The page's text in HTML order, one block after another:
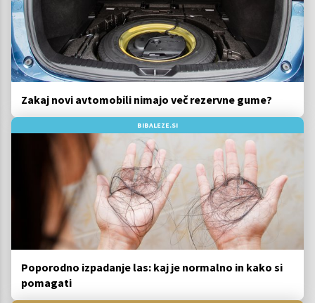
Zakaj novi avtomobili nimajo več rezervne gume?
BIBALEZE.SI
Poporodno izpadanje las: kaj je normalno in kako si
pomagati